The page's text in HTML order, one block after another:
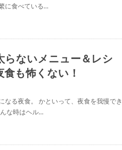
に食べている…
らないメニュー＆レシ
も怖くない！
なる夜食。 かといって、夜食を我慢でき
な時はヘル…